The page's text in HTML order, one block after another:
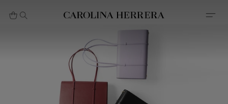
بيان إمكانية الوصول (الرابط)